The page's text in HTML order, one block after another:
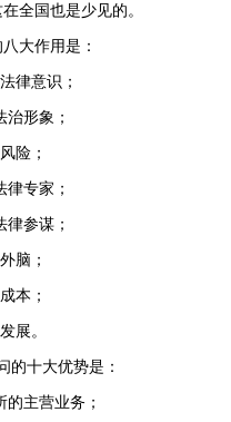
全国也是少见的。
大作用是：
律意识；
形象；
险；
专家；
参谋；
脑；
本；
展。
的十大优势是：
主营业务；